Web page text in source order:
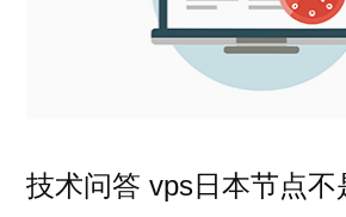
技术问答 vps日本节点不